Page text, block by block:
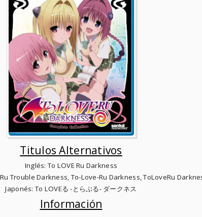
Titulos Alternativos
Inglés: To LOVE Ru Darkness
Ru Trouble Darkness, To-Love-Ru Darkness, ToLoveRu
Japonés: To LOVEる -とらぶる- ダークネス
Información